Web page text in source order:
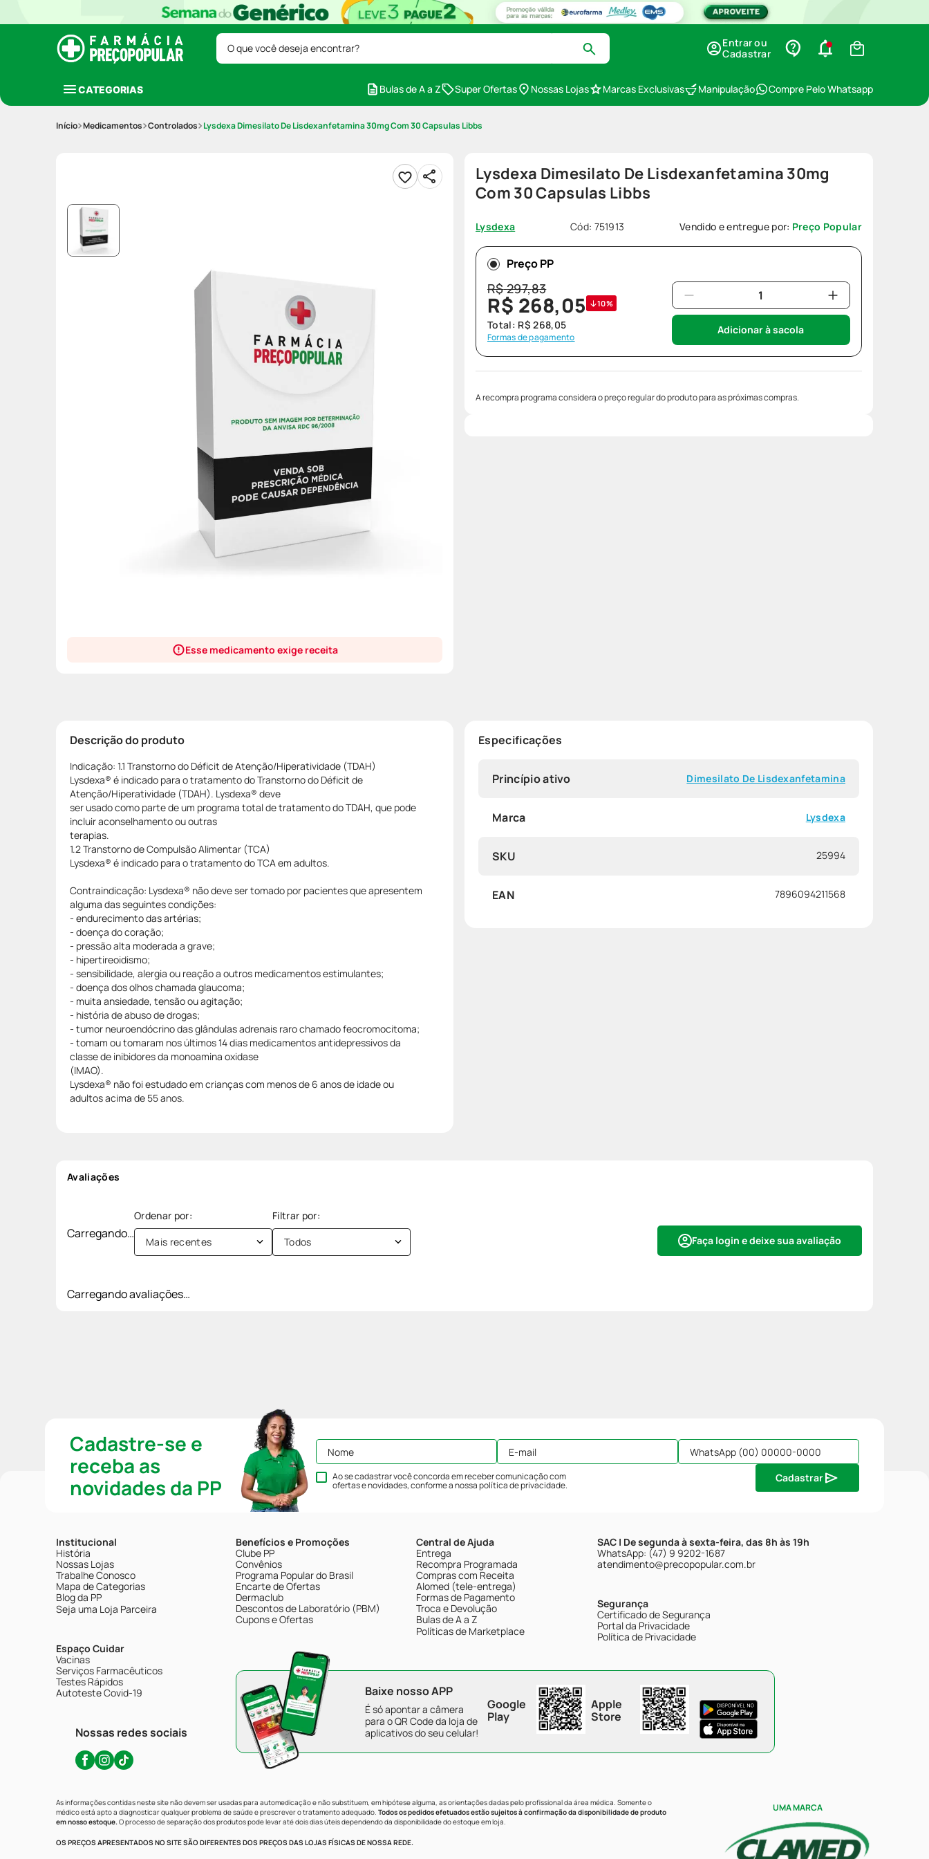
O que você deseja encontrar?
Entrar ou
Cadastrar
CATEGORIAS Bulas de A a Z Super Ofertas Nossas Lojas Marcas Exclusivas Manipulação Compre Pelo Whatsapp
Medicamentos Controlados Lysdexa Dimesilato De Lisdexanfetamina 30mg Com 30 Capsulas Libbs
Esse medicamento exige receita
Lysdexa Dimesilato De Lisdexanfetamina 30mg
Com 30 Capsulas Libbs
Lysdexa Cód: 751913 Vendido e entregue por: Preço Popular
Preço PP
R$297,83
R$ 268,05 10%
Total: R$ 268,05
Formas de pagamento
Adicionar à sacola
A recompra programa considera o preço regular do produto para as próximas compras.
Descrição do produto
Indicação: 1.1 Transtorno do Déficit de Atenção/Hiperatividade (TDAH)
Lysdexa® é indicado para o tratamento do Transtorno do Déficit de
Atenção/Hiperatividade (TDAH). Lysdexa® deve
ser usado como parte de um programa total de tratamento do TDAH, que pode
incluir aconselhamento ou outras
terapias.
1.2 Transtorno de Compulsão Alimentar (TCA)
Lysdexa® é indicado para o tratamento do TCA em adultos.
Contraindicação: Lysdexa® não deve ser tomado por pacientes que apresentem
alguma das seguintes condições:
- endurecimento das artérias;
- doença do coração;
- pressão alta moderada a grave;
- hipertireoidismo;
- sensibilidade, alergia ou reação a outros medicamentos estimulantes;
- doença dos olhos chamada glaucoma;
- muita ansiedade, tensão ou agitação;
- história de abuso de drogas;
- tumor neuroendócrino das glândulas adrenais raro chamado feocromocitoma;
- tomam ou tomaram nos últimos 14 dias medicamentos antidepressivos da
classe de inibidores da monoamina oxidase
(IMAO).
Lysdexa® não foi estudado em crianças com menos de 6 anos de idade ou
adultos acima de 55 anos.
Especificações
Princípio ativo Dimesilato De Lisdexanfetamina
Marca Lysdexa
SKU 25994
EAN 7896094211568
Avaliações
Carregando… Faça login e deixe sua avaliação
Mais recentes Todos
Carregando avaliações…
Cadastre-se e
receba as
novidades da PP
Ao se cadastrar você concorda em receber comunicação com
ofertas e novidades, conforme a nossapolítica de privacidade.
Cadastrar
Institucional
História
Nossas Lojas
Trabalhe Conosco
Mapa de Categorias
Blog da PP
Seja uma Loja Parceira
Espaço Cuidar
Vacinas
Serviços Farmacêuticos
Testes Rápidos
Autoteste Covid-19
Nossas redes sociais
Benefícios e Promoções
Clube PP
Convênios
Programa Popular do Brasil
Encarte de Ofertas
Dermaclub
Descontos de Laboratório (PBM)
Cupons e Ofertas
Central de Ajuda
Entrega
Recompra Programada
Compras com Receita
Alomed (tele-entrega)
Formas de Pagamento
Troca e Devolução
Bulas de A a Z
Políticas de Marketplace
SAC | De segunda à sexta-feira, das 8h às 19h
WhatsApp: (47) 9 9202-1687
atendimento@precopopular.com.br
Segurança
Certificado de Segurança
Portal da Privacidade
Política de Privacidade
Baixe nosso APP
É só apontar a câmera
para o QR Code da loja de
aplicativos do seu celular!
Google
Play
Apple
Store
As informações contidas neste site não devem ser usadas para automedicação e não substituem, em hipótese alguma, as orientações dadas pelo profissional da área médica. Somente o
médico está apto a diagnosticar qualquer problema de saúde e prescrever o tratamento adequado. Todos os pedidos efetuados estão sujeitos à confirmação da disponibilidade de produto
em nosso estoque.O processo de separação dos produtos pode levar até dois dias úteis dependendo da disponibilidade do estoque em loja.
OS PREÇOS APRESENTADOS NO SITE SÃO DIFERENTES DOS PREÇOS DAS LOJAS FÍSICAS DE NOSSA REDE.
UMA MARCA